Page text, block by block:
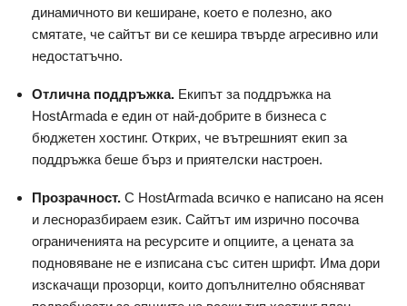
динамичното ви кеширане, което е полезно, ако
смятате, че сайтът ви се кешира твърде агресивно или
недостатъчно.
Отлична поддръжка. Екипът за поддръжка на
HostArmada е един от най-добрите в бизнеса с
бюджетен хостинг. Открих, че вътрешният екип за
поддръжка беше бърз и приятелски настроен.
Прозрачност. С HostArmada всичко е написано на ясен
и лесноразбираем език. Сайтът им изрично посочва
ограниченията на ресурсите и опциите, а цената за
подновяване не е изписана със ситен шрифт. Има дори
изскачащи прозорци, които допълнително обясняват